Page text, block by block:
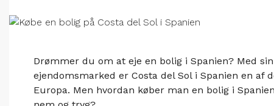
Drømmer du om at eje en bolig i Spanien? Med
ejendomsmarked er Costa del Sol i Spanien en
Europa. Men hvordan køber man en bolig i